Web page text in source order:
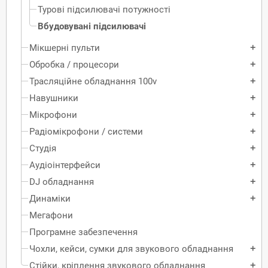
Турові підсилювачі потужності
Вбудовувані підсилювачі
Мікшерні пульти
add
Обробка / процесори add
Трасляційне обладнання 100v add
Навушники add
Мікрофони add
Радіомікрофони / системи add
Студія add
Аудіоінтерфейси add
DJ обладнання add
Динаміки add
Мегафони
Програмне забезпечення
Чохли, кейси, сумки для звукового обладнання
add
Стійки, кріплення звукового обладнання add